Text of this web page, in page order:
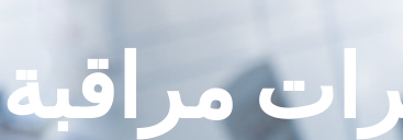
مراقبة